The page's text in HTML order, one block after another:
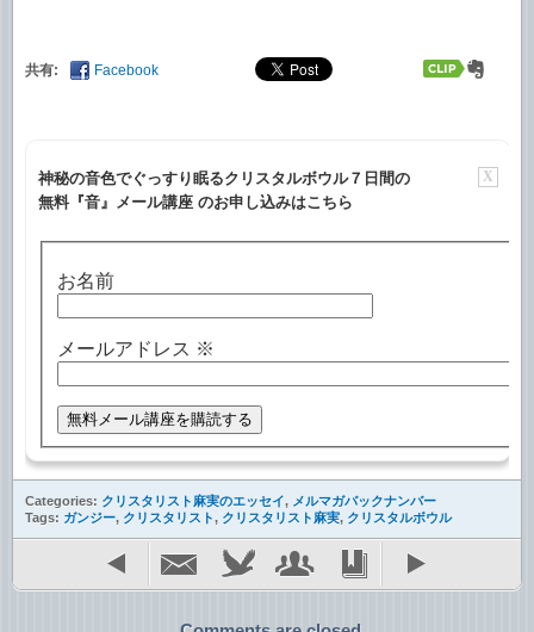
共有: Facebook
X
神秘の音色でぐっすり眠るクリスタルボウル７日間の
無料『音』メール講座 のお申し込みはこちら
お名前
メールアドレス ※
Categories: クリスタリスト麻実のエッセイ, メルマガバックナンバー
Tags: ガンジー, クリスタリスト, クリスタリスト麻実, クリスタルボウル